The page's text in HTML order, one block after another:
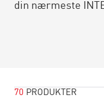
din nærmeste
70 PRODUKTER